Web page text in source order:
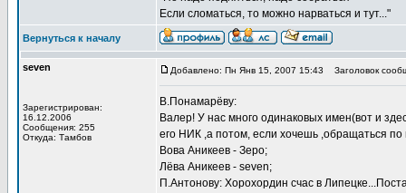
Если сломаться, то можно нарваться и тут..."
Вернуться к началу
seven
Зарегистрирован:
16.12.2006
Сообщения: 255
Откуда: Тамбов
Добавлено: Пн Янв 15, 2007 15:43 Заголовок
В.Понамарёву:
Валер! У нас много одинаковых имен(вот и
его НИК ,а потом, если хочешь ,обращаться
Вова Аникеев - Зеро;
Лёва Аникеев - seven;
П.Антонову: Хорохордин счас в